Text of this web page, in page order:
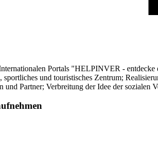
Portals "HELPINVER - entdecke
sportliches und touristisches Zentrum;
und Partner; Verbreitung der Idee der